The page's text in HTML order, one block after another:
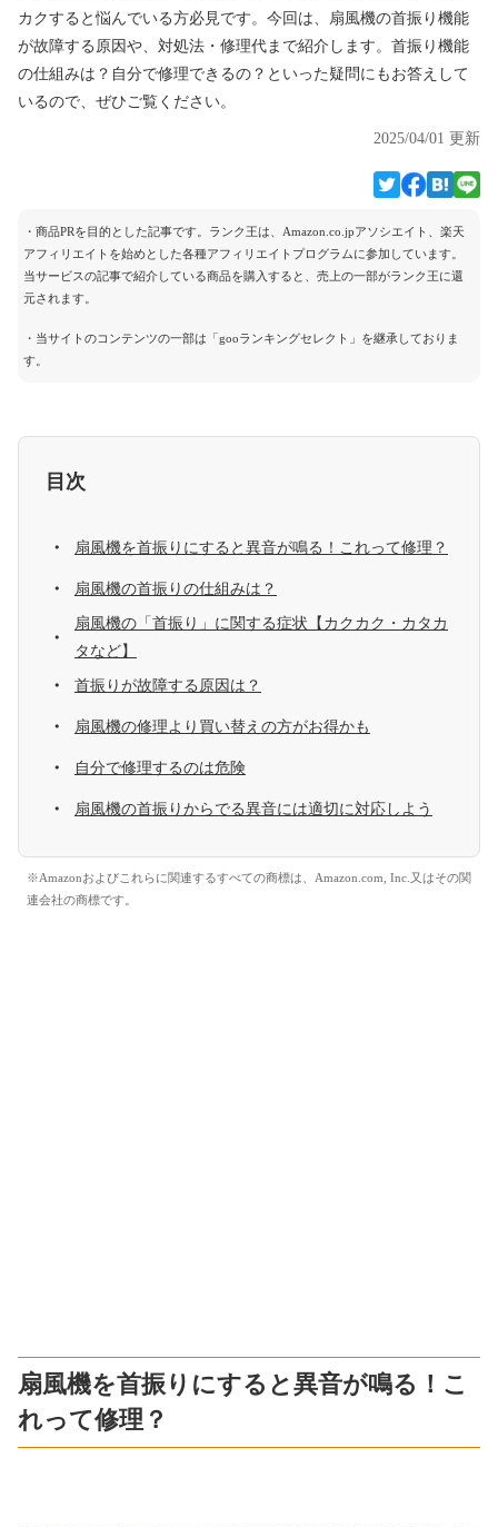
カクすると悩んでいる方必見です。今回は、扇風機の首振り機能
が故障する原因や、対処法・修理代まで紹介します。首振り機能
の仕組みは？自分で修理できるの？といった疑問にもお答えして
いるので、ぜひご覧ください。
2025/04/01 更新
・商品PRを目的とした記事です。ランク王は、Amazon.co.jpアソシエイト、楽天
アフィリエイトを始めとした各種アフィリエイトプログラムに参加しています。
当サービスの記事で紹介している商品を購入すると、売上の一部がランク王に還
元されます。
・当サイトのコンテンツの一部は「gooランキングセレクト」を継承しておりま
す。
目次
扇風機を首振りにすると異音が鳴る！これって修理？
扇風機の首振りの仕組みは？
扇風機の「首振り」に関する症状【カクカク・カタカ
タなど】
首振りが故障する原因は？
扇風機の修理より買い替えの方がお得かも
自分で修理するのは危険
扇風機の首振りからでる異音には適切に対応しよう
※Amazonおよびこれらに関連するすべての商標は、Amazon.com, Inc.又はその関
連会社の商標です。
扇風機を首振りにすると異音が鳴る！こ
れって修理？